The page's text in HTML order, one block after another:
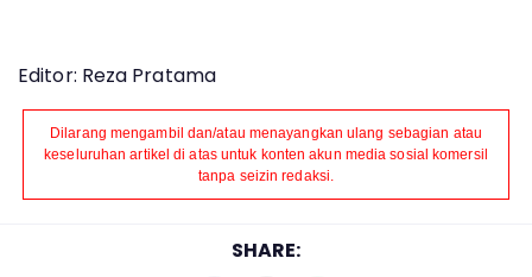
Editor: Reza Pratama
Dilarang mengambil dan/atau menayangkan ulang sebagian atau
keseluruhan artikel di atas untuk konten akun media sosial komersil
tanpa seizin redaksi.
SHARE: